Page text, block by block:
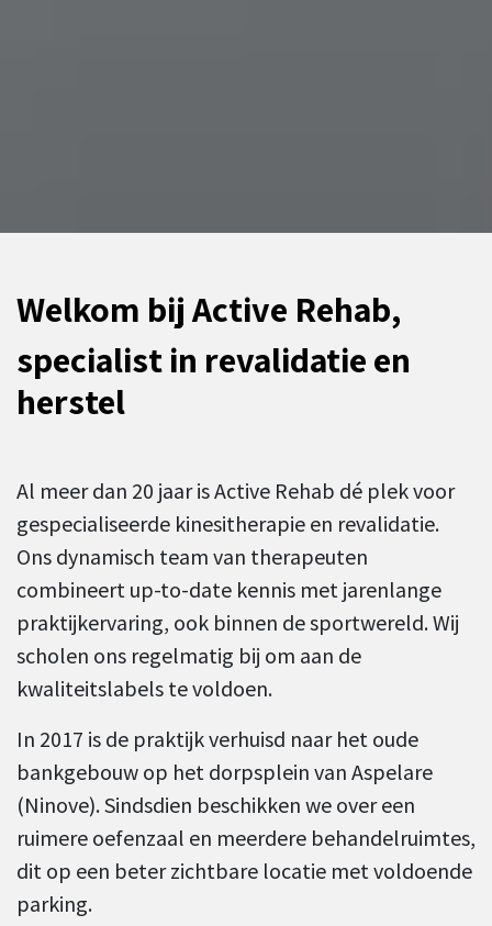
Welkom bij Active Rehab,
specialist in revalidatie en
herstel
Al meer dan 20 jaar is Active Rehab dé plek voor
gespecialiseerde kinesitherapie en revalidatie.
Ons dynamisch team van therapeuten
combineert up-to-date kennis met jarenlange
praktijkervaring, ook binnen de sportwereld. Wij
scholen ons regelmatig bij om aan de
kwaliteitslabels te voldoen.
In 2017 is de praktijk verhuisd naar het oude
bankgebouw op het dorpsplein van Aspelare
(Ninove). Sindsdien beschikken we over een
ruimere oefenzaal en meerdere behandelruimtes,
dit op een beter zichtbare locatie met voldoende
parking.